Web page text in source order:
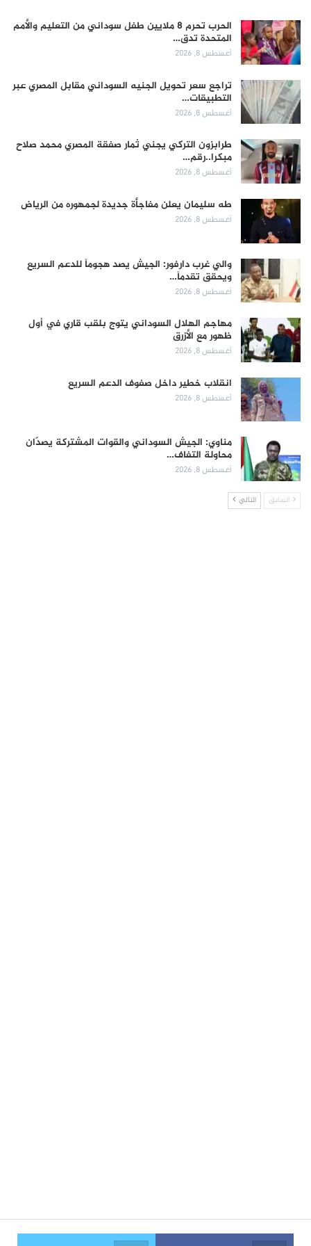
الحرب تحرم 8 ملايين طفل سوداني من التعليم والأمم
المتحدة تدق…
أغسطس 8, 2026
تراجع سعر تحويل الجنيه السوداني مقابل المصري عبر
التطبيقات…
أغسطس 8, 2026
طرابزون التركي يجني ثمار صفقة المصري محمد صلاح
مبكرا..رقم…
أغسطس 8, 2026
طه سليمان يعلن مفاجأة جديدة لجمهوره من الرياض
أغسطس 8, 2026
والي غرب دارفور: الجيش يصد هجوماً للدعم السريع
ويحقق تقدماً…
أغسطس 8, 2026
مهاجم الهلال السوداني يتوج بلقب قاري في أول
ظهور مع الأزرق
أغسطس 8, 2026
انقلاب خطير داخل صفوف الدعم السريع
أغسطس 8, 2026
مناوي: الجيش السوداني والقوات المشتركة يصدّان
محاولة التفاف…
أغسطس 8, 2026
السابق التالي